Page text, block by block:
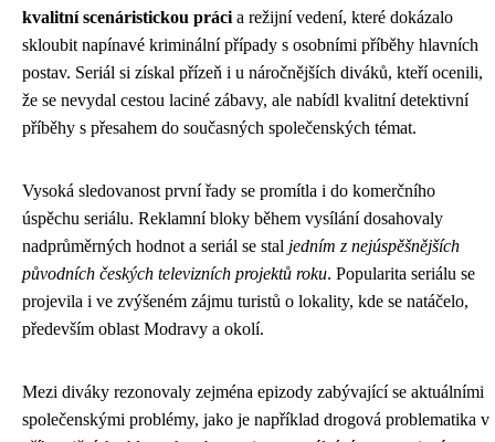
kvalitní scenáristickou práci a režijní vedení, které dokázalo
skloubit napínavé kriminální případy s osobními příběhy hlavních
postav. Seriál si získal přízeň i u náročnějších diváků, kteří ocenili,
že se nevydal cestou laciné zábavy, ale nabídl kvalitní detektivní
příběhy s přesahem do současných společenských témat.
Vysoká sledovanost první řady se promítla i do komerčního
úspěchu seriálu. Reklamní bloky během vysílání dosahovaly
nadprůměrných hodnot a seriál se stal jedním z nejúspěšnějších
původních českých televizních projektů roku. Popularita seriálu se
projevila i ve zvýšeném zájmu turistů o lokality, kde se natáčelo,
především oblast Modravy a okolí.
Mezi diváky rezonovaly zejména epizody zabývající se aktuálními
společenskými problémy, jako je například drogová problematika v